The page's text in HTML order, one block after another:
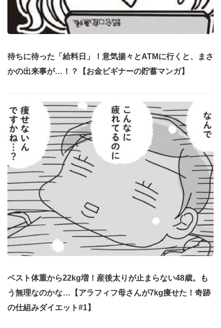
待ちに待った「給料日」！意気揚々とATMに行くと、まさ
かの出来事が…！？【お金ビギナーの貯蓄マンガ】
ベスト体重から22kg増！産後太りが止まらない48歳。も
う無理なのかな…【アラフィフ母さんが7kg痩せた！奇跡
の仕組みダイエット#1】